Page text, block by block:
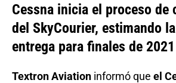
Cessna inicia el proceso de
del SkyCourier, estimando
entrega para finales de 2021
Textron Aviation informó que el